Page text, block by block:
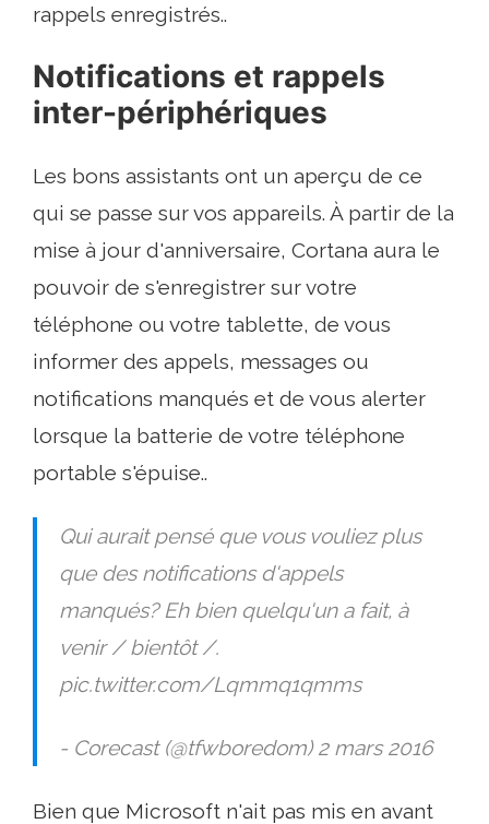
rappels enregistrés..
Notifications et rappels
inter-périphériques
Les bons assistants ont un aperçu de ce
qui se passe sur vos appareils. À partir de la
mise à jour d'anniversaire, Cortana aura le
pouvoir de s'enregistrer sur votre
téléphone ou votre tablette, de vous
informer des appels, messages ou
notifications manqués et de vous alerter
lorsque la batterie de votre téléphone
portable s'épuise..
Qui aurait pensé que vous vouliez plus
que des notifications d'appels
manqués? Eh bien quelqu'un a fait, à
venir / bientôt /.
pic.twitter.com/Lqmmq1qmms
- Corecast (@tfwboredom) 2 mars 2016
Bien que Microsoft n'ait pas mis en avant